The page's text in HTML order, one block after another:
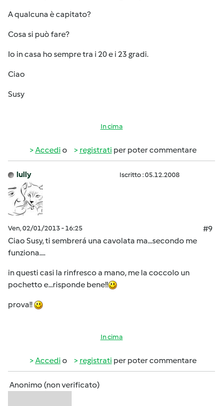
A qualcuna è capitato?
Cosa si può fare?
Io in casa ho sempre tra i 20 e i 23 gradi.
Ciao
Susy
In cima
Accedi o registrati per poter commentare
lully Iscritto : 05.12.2008
Ven, 02/01/2013 - 16:25
#9
Ciao Susy, ti sembrerá una cavolata ma...secondo me
funziona....
in questi casi la rinfresco a mano, me la coccolo un
pochetto e...risponde bene!!
prova!!
In cima
Accedi o registrati per poter commentare
Anonimo (non verificato)